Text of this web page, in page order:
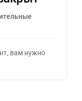
вам нужно